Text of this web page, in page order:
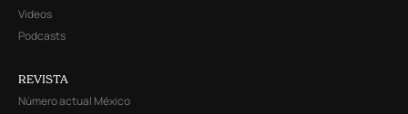
Videos
Podcasts
REVISTA
Número actual México